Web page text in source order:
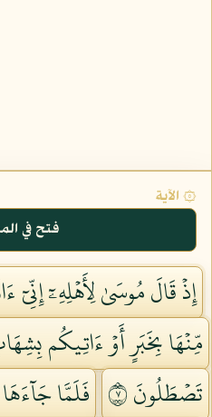
۞ الآية
فتح في
إِذۡ قَالَ مُوسَىٰ لِأَهۡلِهِۦٓ إِنِّيٓ
مِّنۡهَا بِخَبَرٍ أَوۡ ءَاتِيكُم
تَصۡطَلُونَ ٧
فَلَمَّا